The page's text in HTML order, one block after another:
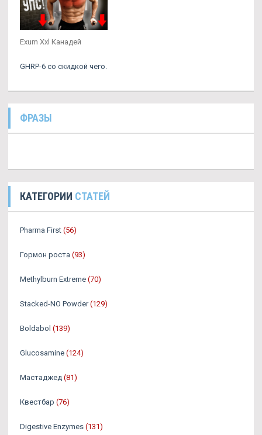
Exum Xxl Канадей
GHRP-6 со скидкой чего.
ФРАЗЫ
КАТЕГОРИИ СТАТЕЙ
Pharma First (56)
Гормон роста (93)
Methylburn Extreme (70)
Stacked-NO Powder (129)
Boldabol (139)
Glucosamine (124)
Мастаджед (81)
Квестбар (76)
Digestive Enzymes (131)